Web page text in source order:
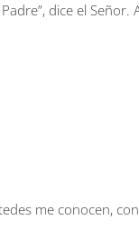
dice el Señor.
me conocen,